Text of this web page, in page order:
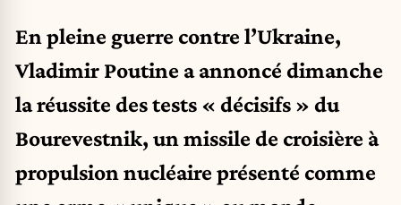
En pleine guerre contre l’Ukraine,
Vladimir Poutine a annoncé dimanche
la réussite des tests « décisifs » du
Bourevestnik, un missile de croisière à
propulsion nucléaire présenté comme